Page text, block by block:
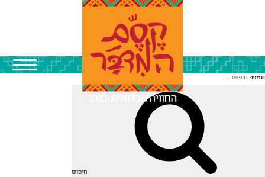
חפש:
חיפוש